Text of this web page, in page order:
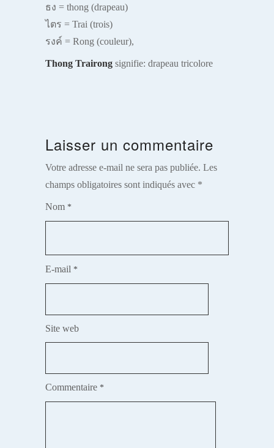
ธง = thong (drapeau)
ไตร = Trai (trois)
รงค์ = Rong (couleur),
Thong Trairong signifie: drapeau tricolore
Laisser un commentaire
Votre adresse e-mail ne sera pas publiée. Les
champs obligatoires sont indiqués avec *
Nom *
E-mail *
Site web
Commentaire *